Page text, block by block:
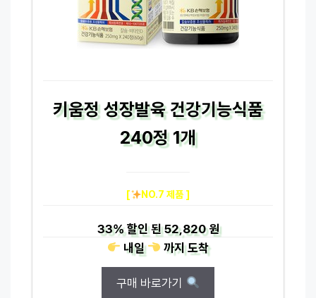
키움정 성장발육 건강기능식품
240정 1개
[ NO.7 제품 ]
33%할인 된52,820 원
내일
까지도착
구매 바로가기